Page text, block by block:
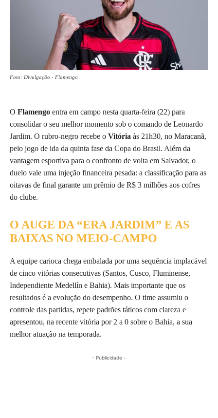
Foto: Divulgação - Flamengo
O Flamengo entra em campo nesta quarta-feira (22) para
consolidar o seu melhor momento sob o comando de Leonardo
Jardim. O rubro-negro recebe o Vitória às 21h30, no Maracanã,
pelo jogo de ida da quinta fase da Copa do Brasil. Além da
vantagem esportiva para o confronto de volta em Salvador, o
duelo vale uma injeção financeira pesada: a classificação para as
oitavas de final garante um prêmio de R$ 3 milhões aos cofres
do clube.
O AUGE DA “ERA JARDIM” E AS
BAIXAS NO MEIO-CAMPO
A equipe carioca chega embalada por uma sequência implacável
de cinco vitórias consecutivas (Santos, Cusco, Fluminense,
Independiente Medellín e Bahia). Mais importante que os
resultados é a evolução do desempenho. O time assumiu o
controle das partidas, repete padrões táticos com clareza e
apresentou, na recente vitória por 2 a 0 sobre o Bahia, a sua
melhor atuação na temporada.
- Publicidade -